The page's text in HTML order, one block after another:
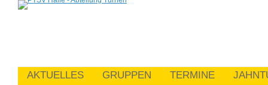
AKTUELLES GRUPPEN TERMINE